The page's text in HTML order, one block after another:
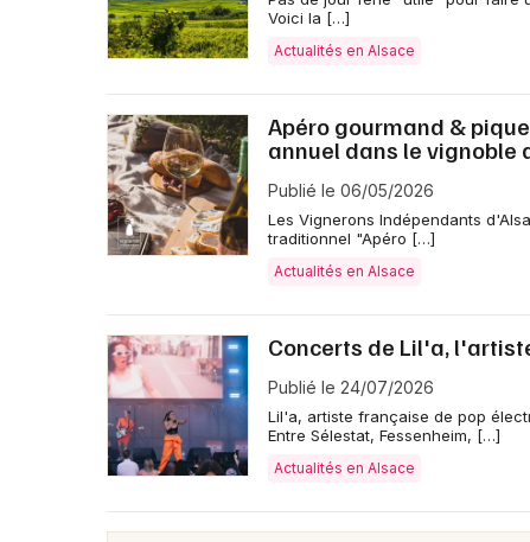
Voici la […]
Actualités en Alsace
Apéro gourmand &
annuel dans le vignoble
Publié le 06/05/2026
Les Vignerons Indépendants
traditionnel "Apéro […]
Actualités en Alsace
Concerts de Lil'a,
Publié le 24/07/2026
Lil'a, artiste française de pop
Entre Sélestat, Fessenheim, […]
Actualités en Alsace